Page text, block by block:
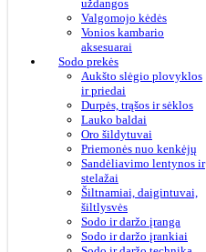
uždangos
Valgomojo kėdės
Vonios kambario
aksesuarai
Sodo prekės
Aukšto slėgio plovyklos
ir priedai
Durpės, trąšos ir sėklos
Lauko baldai
Oro šildytuvai
Priemonės nuo kenkėjų
Sandėliavimo lentynos ir
stelažai
Šiltnamiai, daigintuvai,
šiltlysvės
Sodo ir daržo įranga
Sodo ir daržo įrankiai